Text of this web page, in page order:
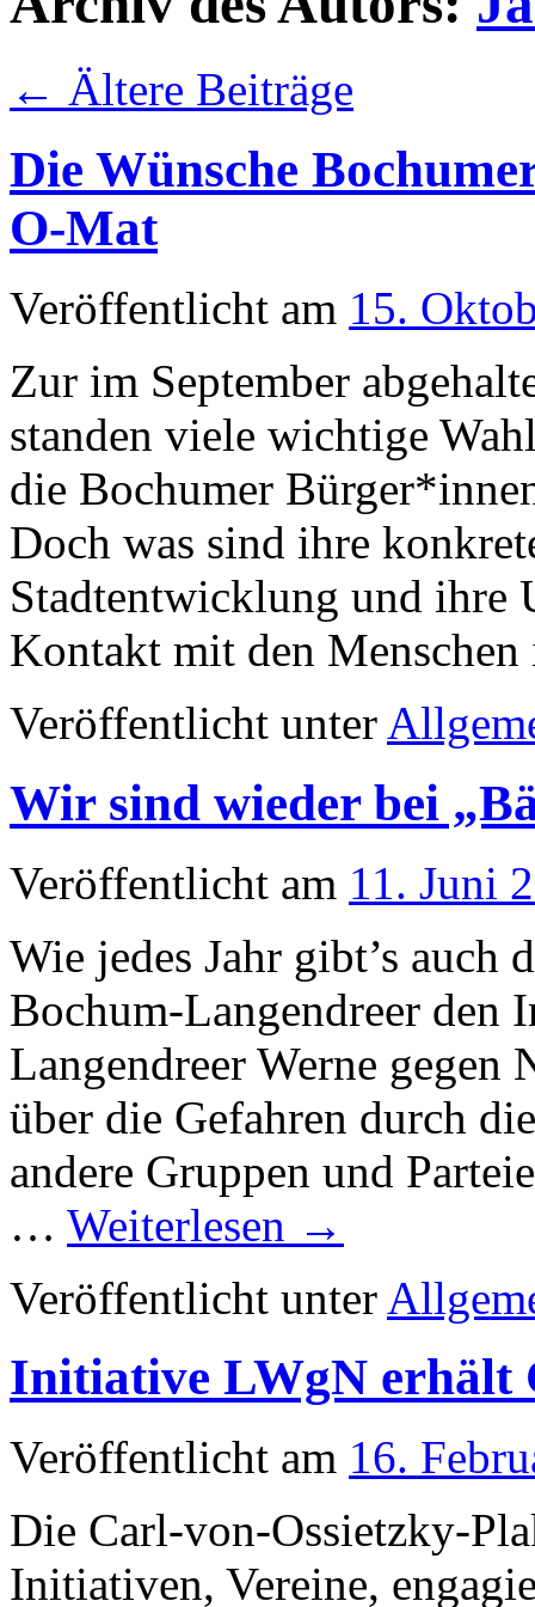
Veröffentlicht am 15.
Zur im September
standen viele wichtige
die Bochumer
Doch was sind ihre
Stadtentwicklung und ihre
Kontakt mit den
Veröffentlicht unter
Wir sind wieder bei
Veröffentlicht am
11. Juni
Wie jedes Jahr gibt’s
Bochum-Langendreer den
Langendreer Werne gegen
über die Gefahren durch
andere Gruppen und
…Weiterlesen→
Veröffentlicht unter
Initiative LWgN erhält
Veröffentlicht am
16.
Die Carl-von-Ossietzky-
Initiativen, Vereine,
Kinder und Jugendliche
und Familienangehörige
sich in besonderer Weise